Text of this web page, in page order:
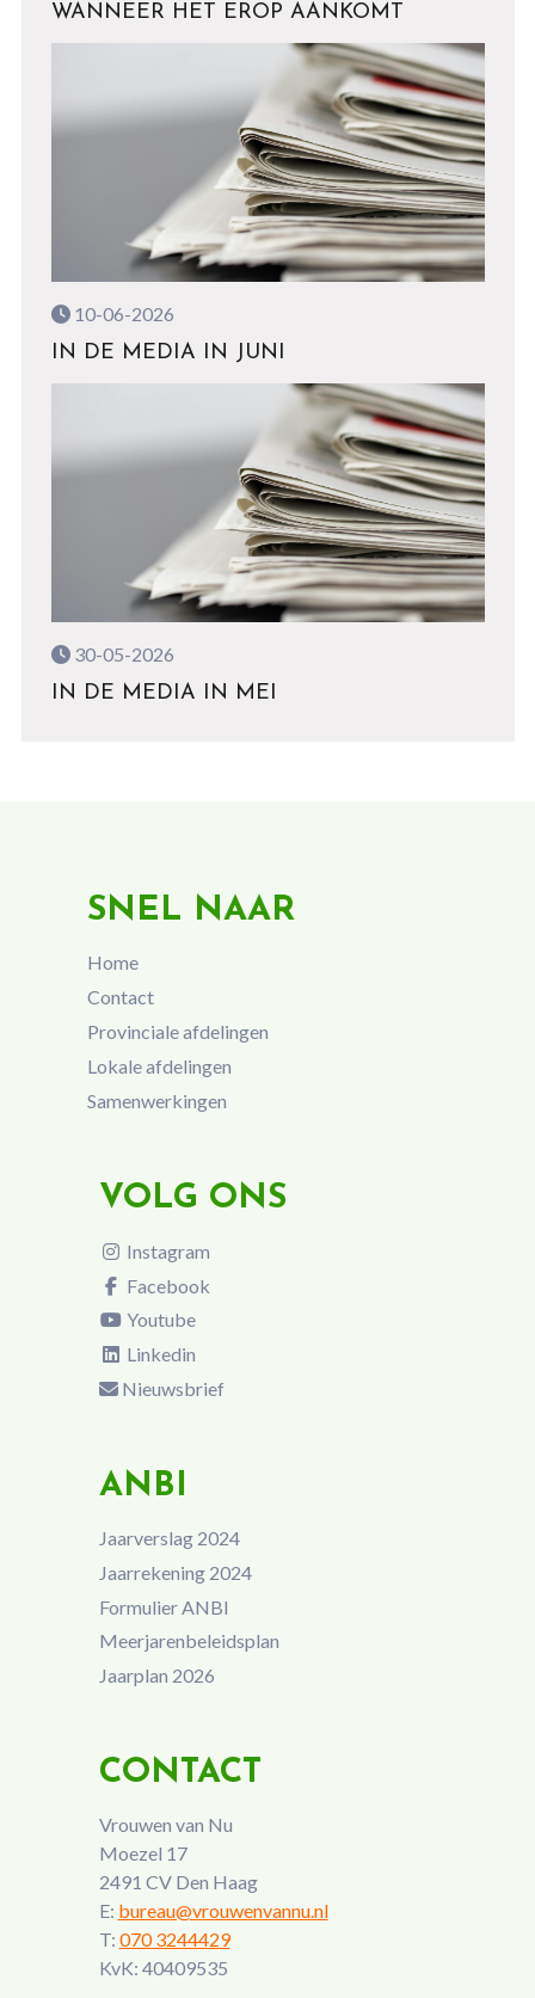
WANNEER HET EROP AANKOMT
10-06-2026
IN DE MEDIA IN JUNI
30-05-2026
IN DE MEDIA IN MEI
SNEL NAAR
Home
Contact
Provinciale afdelingen
Lokale afdelingen
Samenwerkingen
VOLG ONS
Instagram
Facebook
Youtube
Linkedin
Nieuwsbrief
ANBI
Jaarverslag 2024
Jaarrekening 2024
Formulier ANBI
Meerjarenbeleidsplan
Jaarplan 2026
CONTACT
Vrouwen van Nu
Moezel 17
2491 CV Den Haag
E: bureau@vrouwenvannu.nl
T: 070 3244429
KvK: 40409535